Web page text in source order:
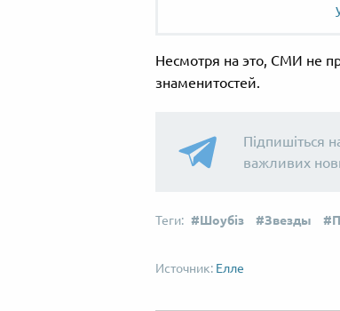
Несмотря на это, СМИ не
знаменитостей.
Підпишіться
важливих
Шоубіз Звезды
Елле